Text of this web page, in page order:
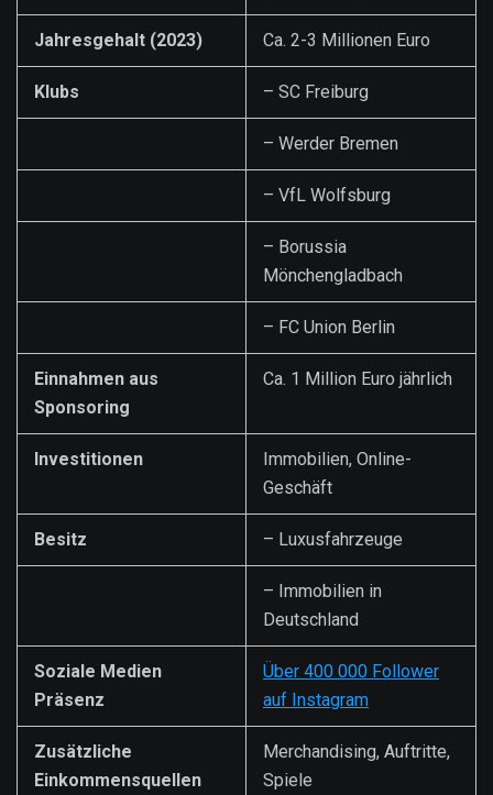
Jahresgehalt (2023) Ca. 2-3 Millionen Euro
Klubs – SC Freiburg
– Werder Bremen
– VfL Wolfsburg
– Borussia
Mönchengladbach
– FC Union Berlin
Einnahmen aus
Sponsoring
Ca. 1 Million Euro jährlich
Investitionen
Immobilien, Online-
Geschäft
Besitz – Luxusfahrzeuge
– Immobilien in
Deutschland
Soziale Medien
Präsenz
Über 400 000 Follower
auf Instagram
Zusätzliche
Einkommensquellen
Merchandising, Auftritte,
Spiele